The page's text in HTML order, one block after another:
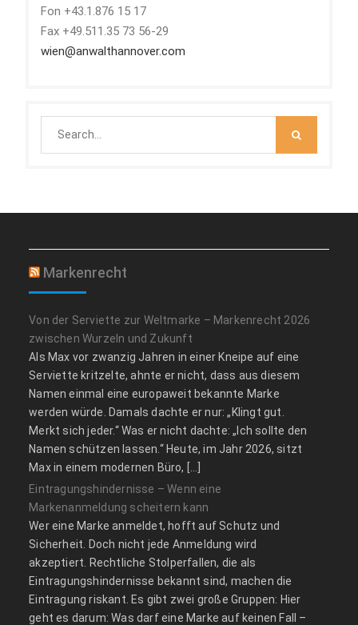
Fon +43.1.876 15 17
Fax +49.511.35 73 56-29
wien@anwalthannover.com
Markenrecht
Von der Serviette zur Weltmarke – Markenrecht 2026
zwischen Wurzeln und Zukunft
Als Max vor zwanzig Jahren in einer Kneipe auf eine
Serviette kritzelte, ahnte er nicht, dass aus diesem
Namen einmal eine europaweit bekannte Marke
werden würde. Damals dachte er nur: „Klingt gut.
Merkt sich jeder.“ Was er nicht dachte: „Ich sollte den
Namen schützen lassen.“ Heute, im Jahr 2026, sitzt
Max in einem modernen Büro, […]
Eintragungshindernisse – Wenn eine
Markenanmeldung scheitern kann
Wer eine Marke anmeldet, hofft auf Schutz und
Sicherheit. Doch nicht jede Anmeldung wird
akzeptiert. Rechtliche Stolperfallen, die als
Eintragungshindernisse bekannt sind, machen die
Eintragung riskant. Es gibt zwei große Gruppen: Hier
geht es darum: Was darf eine Marke auf keinen Fall –